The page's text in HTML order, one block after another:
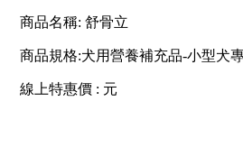
商品名稱: 舒骨立
商品規格:犬用營養補充品-小型犬
線上特惠價 : 元